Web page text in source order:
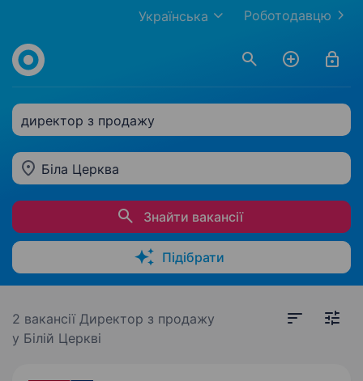
Роботодавцю
Українська
директор з продажу
Біла Церква
Знайти вакансії
Підібрати
2 вакансії Директор з продажу
у Білій Церкві